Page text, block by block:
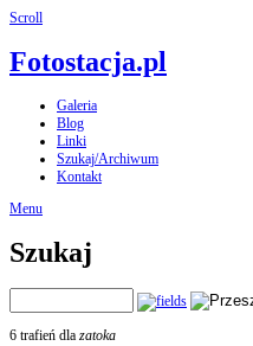
Scroll
Fotostacja.pl
Galeria
Blog
Linki
Szukaj/Archiwum
Kontakt
Menu
Szukaj
6 trafień dla zatoka